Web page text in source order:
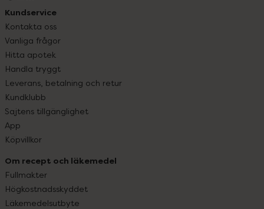
Kundservice
Kontakta oss
Vanliga frågor
Hitta apotek
Handla tryggt
Leverans, betalning och retur
Kundklubb
Sajtens tillgänglighet
App
Köpvillkor
Om recept och läkemedel
Fullmakter
Högkostnadsskyddet
Läkemedelsutbyte